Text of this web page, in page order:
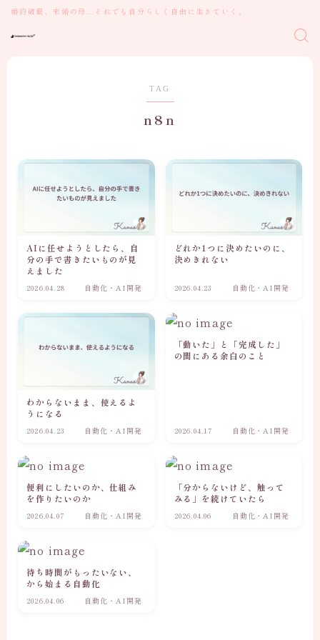
婚約破棄、未婚の母…それでも自分らしく自由に生きていく。
TAG
n8n
AIに任せようとしたら、自
分の手で書きたいものが見
えました
2026.04.28 自動化・AI開発
どれか1つに決めたいのに、
決めきれない
2026.04.23 自動化・AI開発
わからないまま、使えるよ
うになる
2026.04.23 自動化・AI開発
「動いた」と「完成した」
の間にある余白のこと
2026.04.17 自動化・AI開発
便利にしたいのか、仕組み
を作りたいのか
2026.04.07 自動化・AI開発
「分からないけど、触って
みる」を続けていたら
2026.04.06 自動化・AI開発
待ち時間がもったいない、
から始まる自動化
2026.04.06 自動化・AI開発